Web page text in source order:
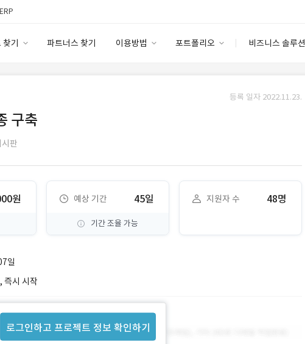
찾기 파트너스 찾기 이용방법 포트폴리오 비즈니스 솔루션
안심 코드 케어
등록 일자 2022.11.23.
구축
판
원 예상 기간 45일
기간 조율 가능
지원자 수 48명
일
로그인하고 프로젝트 정보 확인하기
즉시 시작